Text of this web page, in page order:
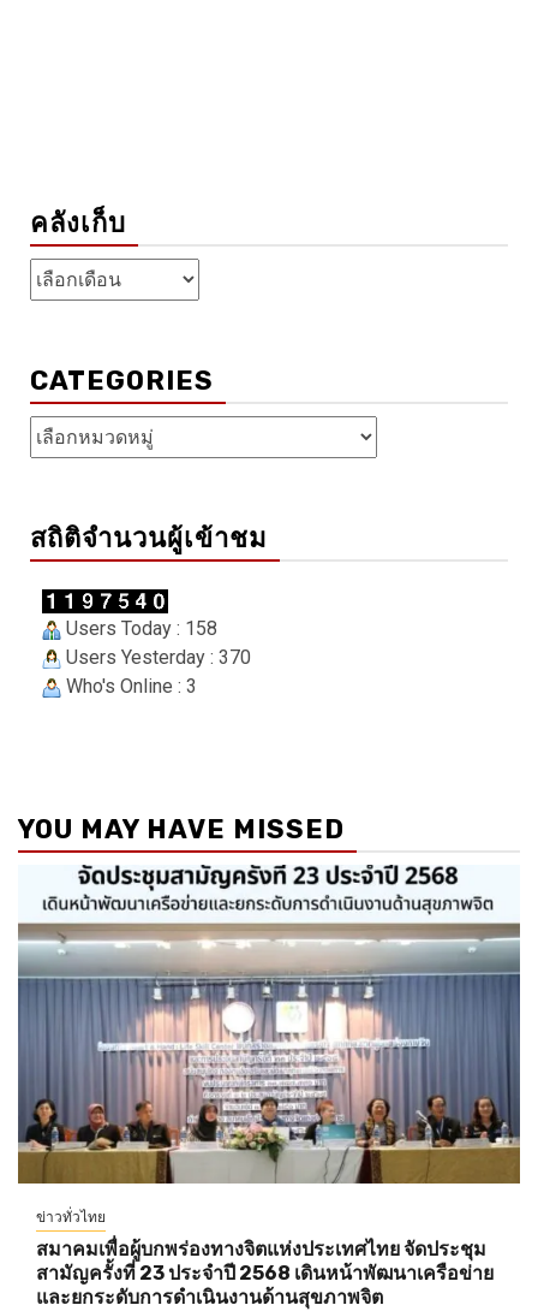
คลังเก็บ
คลัง
เก็บ
CATEGORIES
Categories
สถิติจำนวนผู้เข้าชม
Users Today : 158
Users Yesterday : 370
Who's Online : 3
YOU MAY HAVE MISSED
ข่าวทั่วไทย
สมาคมเพื่อผู้บกพร่องทางจิตแห่งประเทศไทย จัดประชุม
สามัญครั้งที่ 23 ประจำปี 2568 เดินหน้าพัฒนาเครือข่าย
และยกระดับการดำเนินงานด้านสุขภาพจิต